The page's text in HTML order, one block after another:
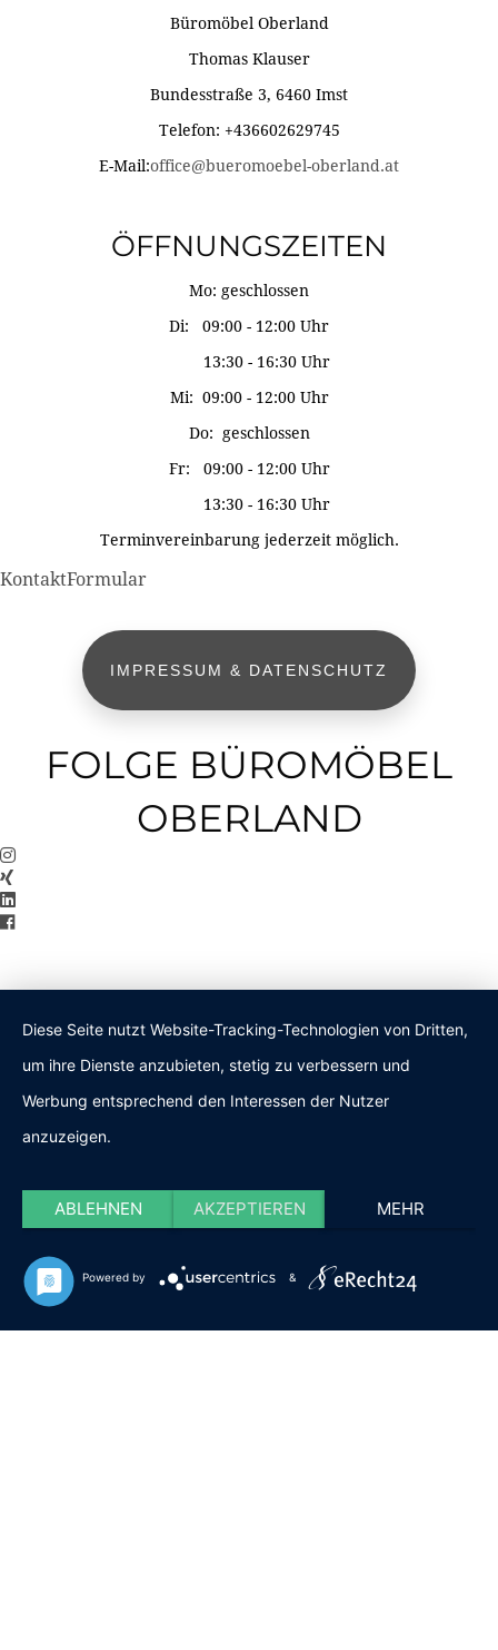
Büromöbel Oberland
Thomas Klauser
Bundesstraße 3, 6460 Imst
Telefon: +436602629745
E-Mail:office@bueromoebel-oberland.at
ÖFFNUNGSZEITEN
Mo: geschlossen
Di: 09:00 - 12:00 Uhr
13:30 - 16:30 Uhr
Mi: 09:00 - 12:00 Uhr
Do: geschlossen
Fr: 09:00 - 12:00 Uhr
13:30 - 16:30 Uhr
Terminvereinbarung jederzeit möglich.
KontaktFormular
IMPRESSUM & DATENSCHUTZ
FOLGE BÜROMÖBEL
OBERLAND
Diese Seite nutzt Website-Tracking-Technologien von Dritten,
um ihre Dienste anzubieten, stetig zu verbessern und
Werbung entsprechend den Interessen der Nutzer
anzuzeigen.
ABLEHNEN AKZEPTIEREN MEHR
Powered by &